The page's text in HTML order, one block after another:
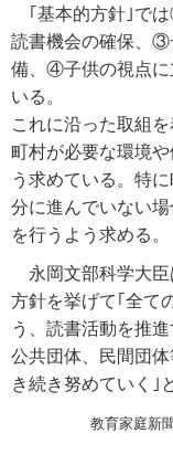
｢基本的方針｣で
読書機会の確保、③
備、④子供の視点に
いる。
これに沿った取組
町村が必要な環境
う求めている。特
分に進んでいない
を行うよう求める。
永岡文部科学大
方針を挙げて｢全て
う、読書活動を推
公共団体、民間団
き続き努めていく｣
教育家庭新